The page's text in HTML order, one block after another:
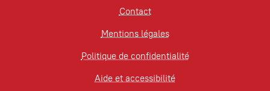
Contact
Mentions légales
Politique de confidentialité
Aide et accessibilité